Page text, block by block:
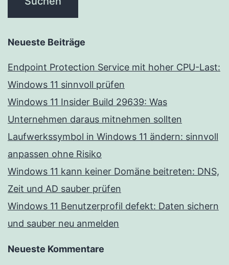
Neueste Beiträge
Endpoint Protection Service mit hoher CPU-Last:
Windows 11 sinnvoll prüfen
Windows 11 Insider Build 29639: Was
Unternehmen daraus mitnehmen sollten
Laufwerkssymbol in Windows 11 ändern: sinnvoll
anpassen ohne Risiko
Windows 11 kann keiner Domäne beitreten: DNS,
Zeit und AD sauber prüfen
Windows 11 Benutzerprofil defekt: Daten sichern
und sauber neu anmelden
Neueste Kommentare